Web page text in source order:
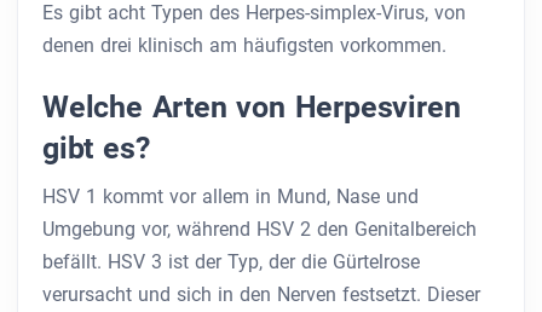
Es gibt acht Typen des Herpes-simplex-Virus, von
denen drei klinisch am häufigsten vorkommen.
Welche Arten von Herpesviren
gibt es?
HSV 1 kommt vor allem in Mund, Nase und
Umgebung vor, während HSV 2 den Genitalbereich
befällt. HSV 3 ist der Typ, der die Gürtelrose
verursacht und sich in den Nerven festsetzt. Dieser